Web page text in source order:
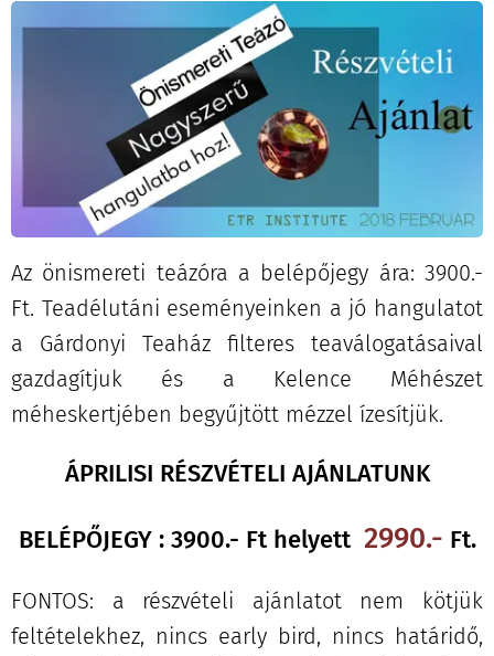
Az önismereti teázóra a belépőjegy ára: 3900.-
Ft. Teadélutáni eseményeinken a jó hangulatot
a Gárdonyi Teaház filteres teaválogatásaival
gazdagítjuk és a Kelence Méhészet
méheskertjében begyűjtött mézzel ízesítjük.
ÁPRILISI RÉSZVÉTELI AJÁNLATUNK
BELÉPŐJEGY : 3900.- Ft helyett 2990.- Ft.
FONTOS: a részvételi ajánlatot nem kötjük
feltételekhez, nincs early bird, nincs határidő,